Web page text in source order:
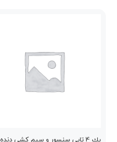
پك 4 تایی سنسور و سیم كشی دنده